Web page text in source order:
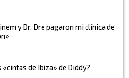
y Dr. Dre pagaron mi clínica de
«cintas de Ibiza» de Diddy?